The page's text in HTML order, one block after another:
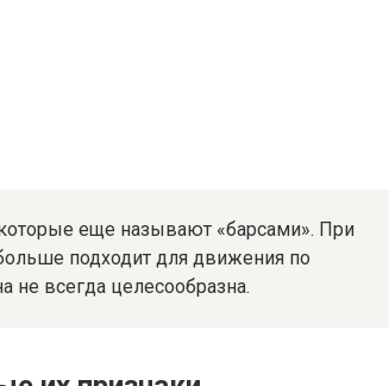
еще называют «барсами». При
подходит для движения по
всегда целесообразна.